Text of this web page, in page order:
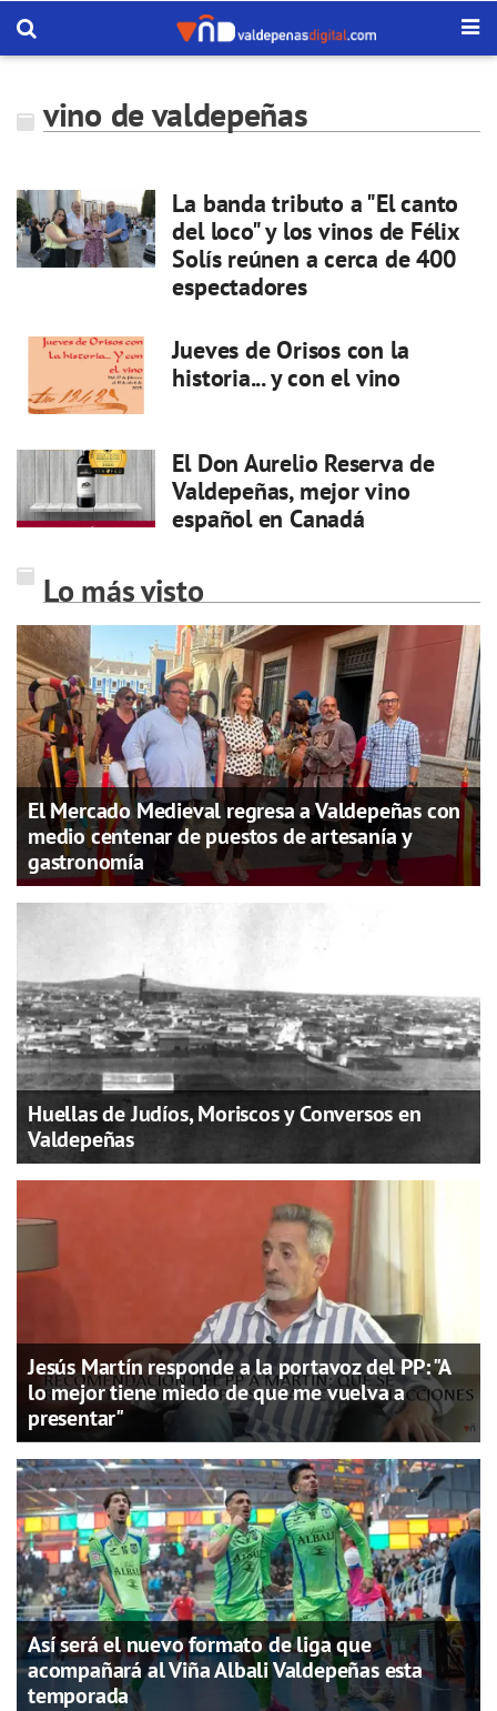
vino de valdepeñas
La banda tributo a "El canto
del loco" y los vinos de Félix
Solís reúnen a cerca de 400
espectadores
Jueves de Orisos con la
historia... y con el vino
El Don Aurelio Reserva de
Valdepeñas, mejor vino
español en Canadá
Lo más visto
El Mercado Medieval regresa a Valdepeñas con
medio centenar de puestos de artesanía y
gastronomía
Huellas de Judíos, Moriscos y Conversos en
Valdepeñas
Jesús Martín responde a la portavoz del PP: "A
lo mejor tiene miedo de que me vuelva a
presentar"
Así será el nuevo formato de liga que
acompañará al Viña Albali Valdepeñas esta
temporada